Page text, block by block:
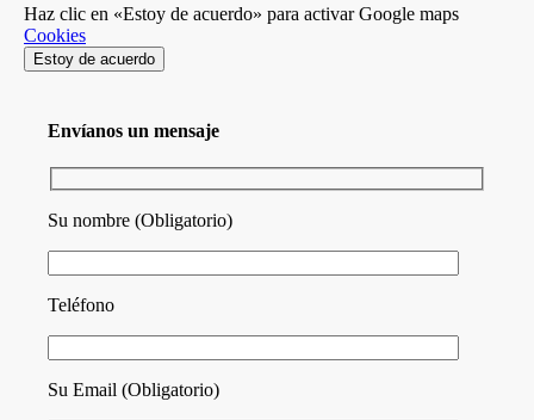
Haz clic en «Estoy de acuerdo» para activar Google maps
Cookies
Estoy de acuerdo
Envíanos un mensaje
Su nombre (Obligatorio)
Teléfono
Su Email (Obligatorio)